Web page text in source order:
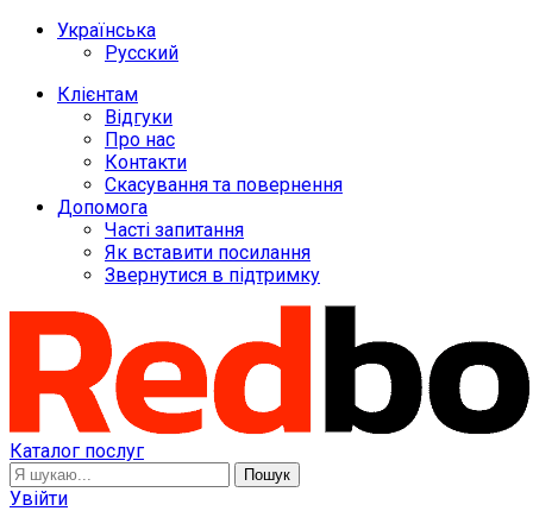
Українська
Русский
Клієнтам
Відгуки
Про нас
Контакти
Скасування та повернення
Допомога
Часті запитання
Як вставити посилання
Звернутися в підтримку
Каталог послуг
Пошук
Увійти